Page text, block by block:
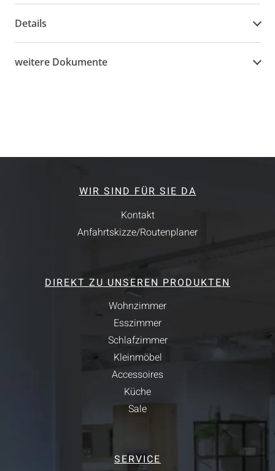
Details
weitere Dokumente
WIR SIND FÜR SIE DA
Kontakt
Anfahrtskizze/Routenplaner
DIREKT ZU UNSEREN PRODUKTEN
Wohnzimmer
Esszimmer
Schlafzimmer
Kleinmöbel
Accessoires
Küche
Sale
SERVICE